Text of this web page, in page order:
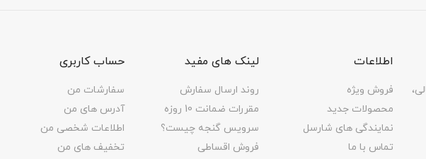
اطلاعات
فروش ویژه
محصولات جدید
نمایندگی های شارسل
تماس با ما
لینک های مفید
روند ارسال سفارش
مقررات ضمانت 10 روزه
سرویس گنجه چیست؟
فروش اقساطی
حساب کاربری
سفارشات من
آدرس های من
اطلاعات شخصی من
تخفیف های من